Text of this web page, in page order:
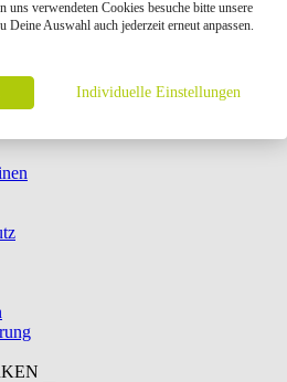
für Katzen
verwendeten Cookies besuche bitte unsere
Deine Auswahl auch jederzeit erneut anpassen.
Individuelle Einstellungen